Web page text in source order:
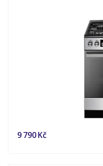
9 790 Kč